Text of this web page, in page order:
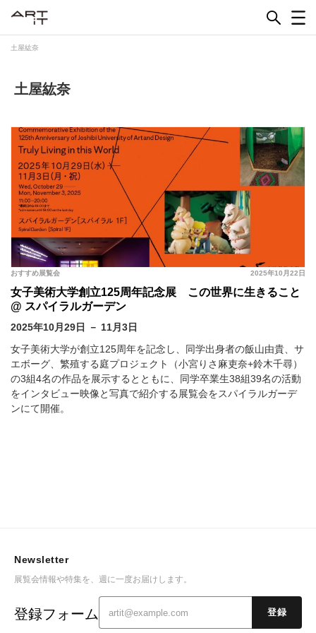
土屋紘奈
土屋紘奈
2025年10月22日
おすすめ展覧会
女子美術大学創立125周年記念展 この世界に生きること
@ スパイラルガーデン
2025年10月29日 － 11月3日
女子美術大学が創立125周年を記念し、同学出身者の飯山由貴、サ
エボーグ、繁殖する庭プロジェクト（小宮りさ麻吏奈+鈴木千尋）
の3組4名の作品を展示するとともに、同学卒業生38組39名の活動
をインタビュー映像と写真で紹介する展覧会をスパイラルガーデ
ンにて開催。
Newsletter
展覧会情報や特集を、週に一度お届けします。
登録フォーム 登録